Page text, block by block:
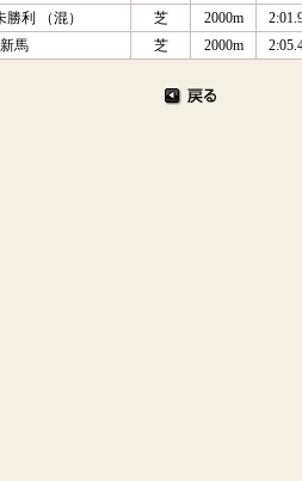
勝利 （混） 芝 2000m
馬 芝 2000m